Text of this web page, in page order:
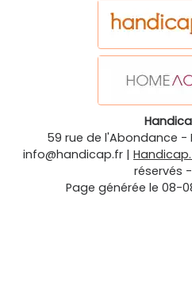
59 rue de l'Abondance -
info@handicap.fr |
réservés -
Page générée le 08-